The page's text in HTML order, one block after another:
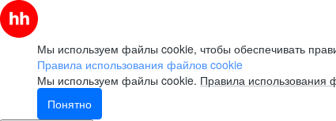
Мы используем файлы cookie, чтобы обеспечивать
Правила использования файлов cookie
Мы используем файлы cookie. Правила использования
Понятно